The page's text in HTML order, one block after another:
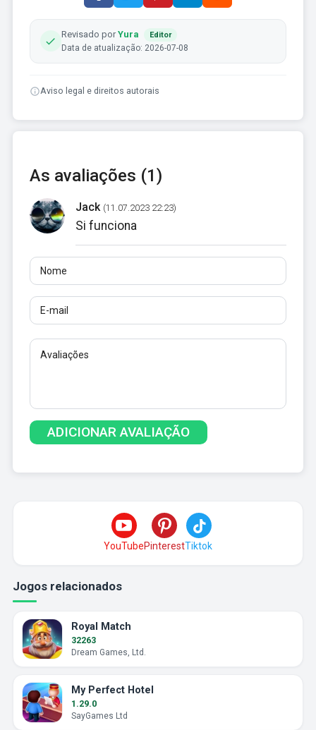
Revisado porYura Editor
Data de atualização: 2026-07-08
Aviso legal e direitos autorais
As avaliações (1)
Jack (11.07.2023 22:23)
Si funciona
Nome
E-mail
Avaliações
Pelo menos 10 caracteres. Links não são permitidos.
YouTubePinterestTiktok
Jogos relacionados
Royal Match
32263
Dream Games, Ltd.
My Perfect Hotel
1.29.0
SayGames Ltd